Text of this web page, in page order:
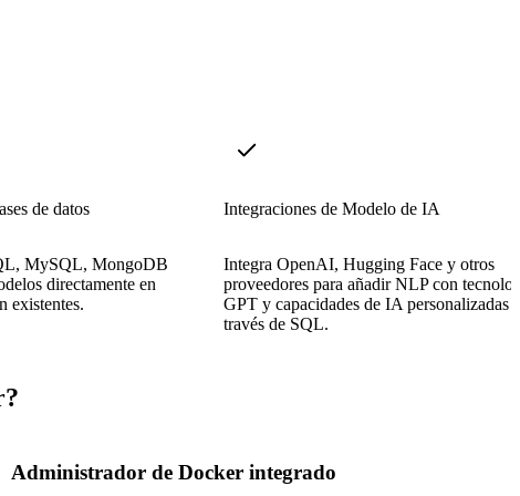
de datos
MySQL, MongoDB
directamente en
existentes.
Integraciones de Modelo de IA
Integra OpenAI, Hugging Face y otros
proveedores para añadir NLP con
GPT y capacidades de IA personalizadas a
través de SQL.
Administrador de Docker integrado